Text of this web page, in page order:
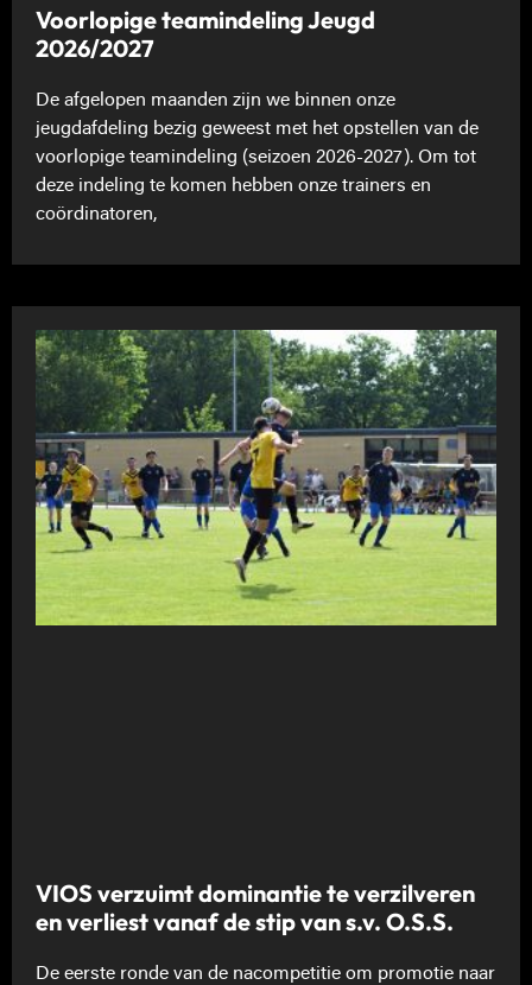
Voorlopige teamindeling Jeugd
2026/2027
De afgelopen maanden zijn we binnen onze
jeugdafdeling bezig geweest met het opstellen van de
voorlopige teamindeling (seizoen 2026-2027). Om tot
deze indeling te komen hebben onze trainers en
coördinatoren,
VIOS verzuimt dominantie te verzilveren
en verliest vanaf de stip van s.v. O.S.S.
De eerste ronde van de nacompetitie om promotie naar